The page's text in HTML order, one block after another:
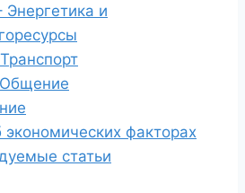
и
экономических факторах
статьи